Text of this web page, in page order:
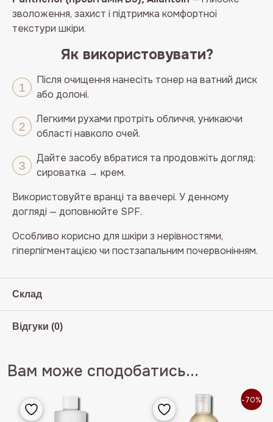
зволоження, захист і підтримка комфортної
текстури шкіри.
Як використовувати?
Після очищення нанесіть тонер на ватний диск
або долоні.
Легкими рухами протріть обличчя, уникаючи
області навколо очей.
Дайте засобу вбратися та продовжіть догляд:
сироватка → крем.
Використовуйте вранці та ввечері. У денному
догляді — доповнюйте SPF.
Особливо корисно для шкіри з нерівностями,
гіперпігментацією чи постзапальним почервонінням.
Склад
Відгуки (0)
Вам може сподобатись...
-70%